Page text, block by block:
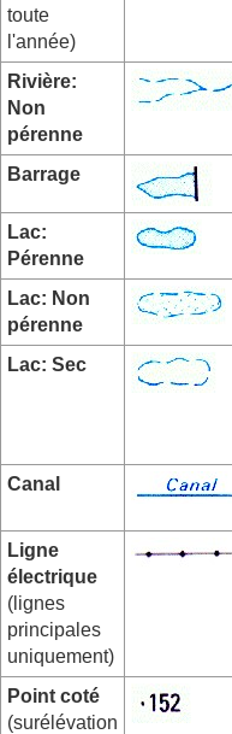
toute
l'année)
Rivière:
Non
pérenne
Barrage
Lac:
Pérenne
Lac: Non
pérenne
Lac: Sec
Canal
Ligne
électrique
(lignes
principales
uniquement)
Point coté
(surélévation